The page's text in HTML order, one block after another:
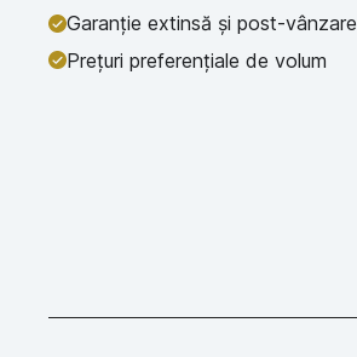
Garanție extinsă și post-vânzare
Prețuri preferențiale de volum